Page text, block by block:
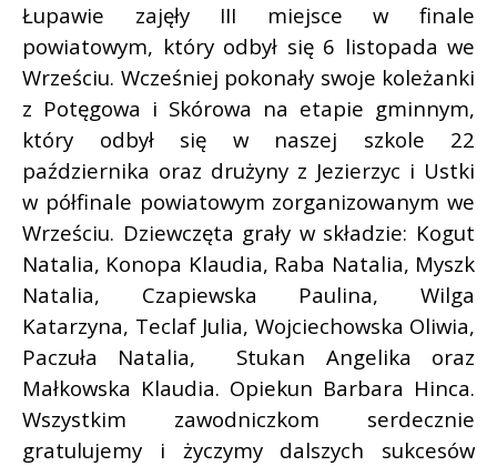
Łupawie zajęły III miejsce w finale
powiatowym, który odbył się 6 listopada we
Wrześciu. Wcześniej pokonały swoje koleżanki
z Potęgowa i Skórowa na etapie gminnym,
który odbył się w naszej szkole 22
października oraz drużyny z Jezierzyc i Ustki
w półfinale powiatowym zorganizowanym we
Wrześciu. Dziewczęta grały w składzie: Kogut
Natalia, Konopa Klaudia, Raba Natalia, Myszk
Natalia, Czapiewska Paulina, Wilga
Katarzyna, Teclaf Julia, Wojciechowska Oliwia,
Paczuła Natalia, Stukan Angelika oraz
Małkowska Klaudia. Opiekun Barbara Hinca.
Wszystkim zawodniczkom serdecznie
gratulujemy i życzymy dalszych sukcesów